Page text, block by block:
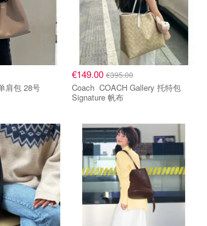
单肩包 28号
€149.00 €395.00
Coach COACH Gallery 托特包
Signature 帆布